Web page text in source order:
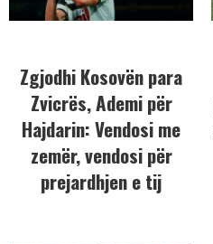
Zgjodhi Kosovën para
Zvicrës, Ademi për
Hajdarin: Vendosi me
zemër, vendosi për
prejardhjen e tij